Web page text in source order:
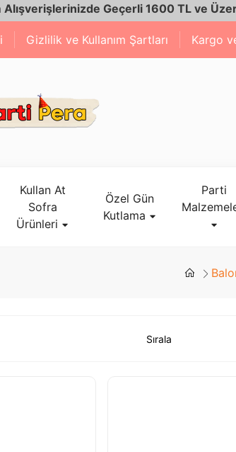
Geçerli 1600 TL ve Üzeri Kargo
Gizlilik ve Kullanım Şartları Kargo
Kullan At
Sofra
Ürünleri
Özel Gün
Kutlama
Parti